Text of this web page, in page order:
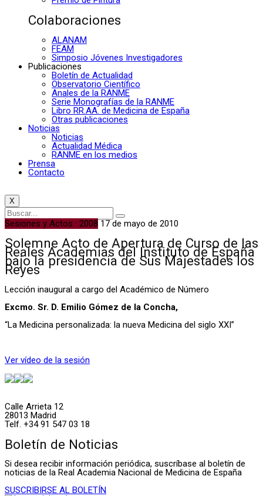
Colaboraciones
ALANAM
FEAM
Simposio Jóvenes Investigadores
Publicaciones
Boletín de Actualidad
Observatorio Científico
Anales de la RANME
Serie Monografías de la RANME
Libro RR.AA. de Medicina de España
Otras publicaciones
Noticias
Noticias
Actualidad Médica
RANME en los medios
Prensa
Contacto
X
Sesiones y Actos · 2008 17 de mayo de 2010
Solemne Acto de Apertura de Curso de las
Reales Academias del Instituto de España
bajo la presidencia de Sus Majestades los
Reyes
Lección inaugural a cargo del Académico de Número
Excmo. Sr. D. Emilio Gómez de la Concha,
“La Medicina personalizada: la nueva Medicina del siglo XXI”
Ver vídeo de la sesión
Calle Arrieta 12
28013 Madrid
Telf. +34 91 547 03 18
Boletín de Noticias
Si desea recibir información periódica, suscríbase al boletín de
noticias de la Real Academia Nacional de Medicina de España
SUSCRIBIRSE AL BOLETÍN